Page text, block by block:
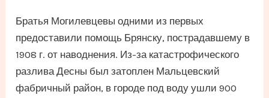
Братья Могилевцевы одними из первых
предоставили помощь Брянску, пострадавшему в
1908 г. от наводнения. Из-за катастрофического
разлива Десны был затоплен Мальцевский
фабричный район, в городе под воду ушли 900